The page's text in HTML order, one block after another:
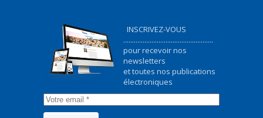
INSCRIVEZ-VOUS
...................................................
pour recevoir nos
newsletters
et toutes nos publications
électroniques